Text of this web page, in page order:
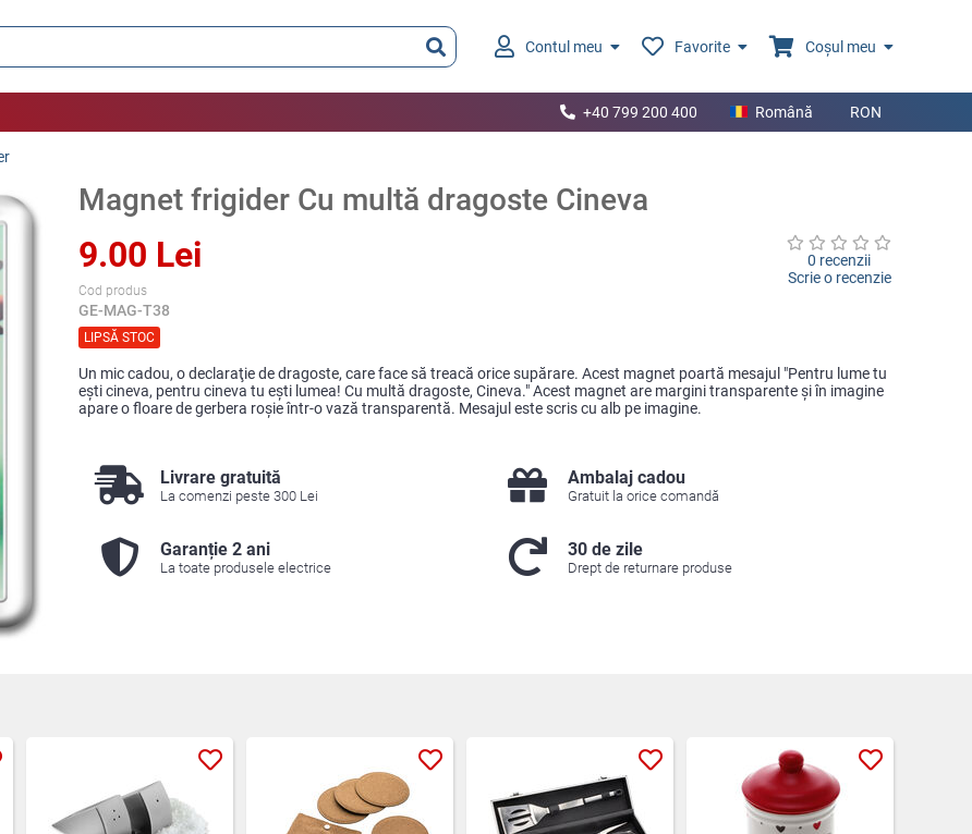
Contul meu Favorite Coșul meu
+40 799 200 400 Română RON
Magnet frigider Cu multă dragoste Cineva
9.00 Lei
Cod produs
GE-MAG-T38
LIPSĂ STOC
0 recenzii
Scrie o recenzie
Un mic cadou, o declaraţie de dragoste, care face să treacă orice supărare. Acest magnet poartă mesajul "Pentru lume tu
eşti cineva, pentru cineva tu eşti lumea! Cu multă dragoste, Cineva." Acest magnet are margini transparente şi în imagine
apare o floare de gerbera roşie într-o vază transparentă. Mesajul este scris cu alb pe imagine.
Livrare gratuită
La comenzi peste 300 Lei
Ambalaj cadou
Gratuit la orice comandă
Garanție 2 ani
La toate produsele electrice
30 de zile
Drept de returnare produse